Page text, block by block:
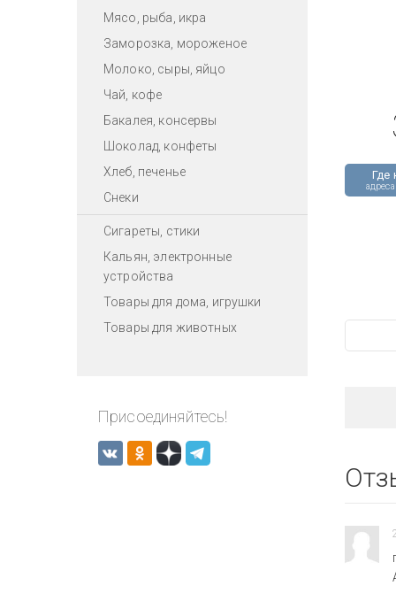
Мясо, рыба, икра
Заморозка, мороженое
Молоко, сыры, яйцо
Чай, кофе
Бакалея, консервы
Шоколад, конфеты
Хлеб, печенье
Снеки
Сигареты, стики
Кальян, электронные
устройства
Товары для дома, игрушки
Товары для животных
Присоединяйтесь!
Где